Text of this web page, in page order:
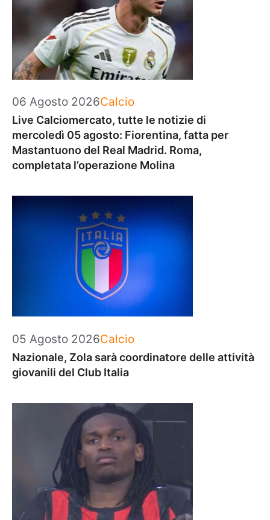
06 Agosto 2026Categorie
Calcio
Live Calciomercato, tutte le notizie di
mercoledì 05 agosto: Fiorentina, fatta per
Mastantuono del Real Madrid. Roma,
completata l’operazione Molina
05 Agosto 2026Categorie
Calcio
Nazionale, Zola sarà coordinatore delle attività
giovanili del Club Italia